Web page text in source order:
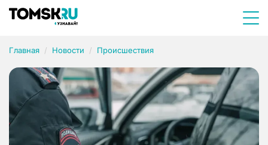
Главная Новости Происшествия